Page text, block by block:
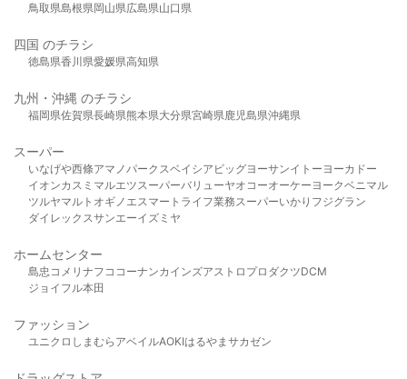
鳥取県島根県岡山県広島県山口県
四国 のチラシ
徳島県香川県愛媛県高知県
九州・沖縄 のチラシ
福岡県佐賀県長崎県熊本県大分県宮崎県鹿児島県沖縄県
スーパー
いなげや西條アマノパークスベイシア ビッグヨーサンイトーヨーカドー
イオンカスミ マルエツスーパーバリューヤオコーオーケー ヨークベニマル
ツルヤマルト オギノ エスマート ライフ業務スーパーいかり フジグラン
ダイレックスサンエーイズミヤ
ホームセンター
島忠 コメリ ナフコ コーナンカインズアストロプロダクツDCM
ジョイフル本田
ファッション
ユニクロ しまむら アベイルAOKIはるやま サカゼン